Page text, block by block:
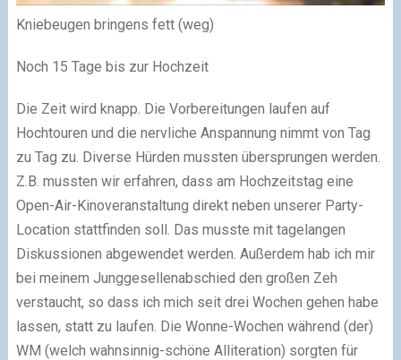
Kniebeugen bringens fett (weg)
Noch 15 Tage bis zur Hochzeit
Die Zeit wird knapp. Die Vorbereitungen laufen auf
Hochtouren und die nervliche Anspannung nimmt von Tag
zu Tag zu. Diverse Hürden mussten übersprungen werden.
Z.B. mussten wir erfahren, dass am Hochzeitstag eine
Open-Air-Kinoveranstaltung direkt neben unserer Party-
Location stattfinden soll. Das musste mit tagelangen
Diskussionen abgewendet werden. Außerdem hab ich mir
bei meinem Junggesellenabschied den großen Zeh
verstaucht, so dass ich mich seit drei Wochen gehen habe
lassen, statt zu laufen. Die Wonne-Wochen während (der)
WM (welch wahnsinnig-schöne Alliteration) sorgten für